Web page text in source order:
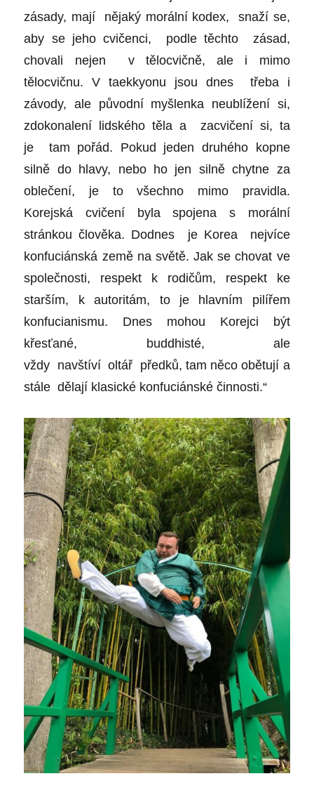
zásady, mají nějaký morální kodex, snaží se,
aby se jeho cvičenci, podle těchto zásad,
chovali nejen v tělocvičně, ale i mimo
tělocvičnu. V taekkyonu jsou dnes třeba i
závody, ale původní myšlenka neublížení si,
zdokonalení lidského těla a zacvičení si, ta
je tam pořád. Pokud jeden druhého kopne
silně do hlavy, nebo ho jen silně chytne za
oblečení, je to všechno mimo pravidla.
Korejská cvičení byla spojena s morální
stránkou člověka. Dodnes je Korea nejvíce
konfuciánská země na světě. Jak se chovat ve
společnosti, respekt k rodičům, respekt ke
starším, k autoritám, to je hlavním pilířem
konfucianismu. Dnes mohou Korejci být
křesťané, buddhisté, ale
vždy navštíví oltář předků, tam něco obětují a
stále dělají klasické konfuciánské činnosti.“